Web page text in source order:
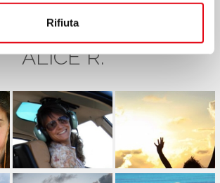
Rifiuta
FOTOGRAFICA DI
ALICE R.